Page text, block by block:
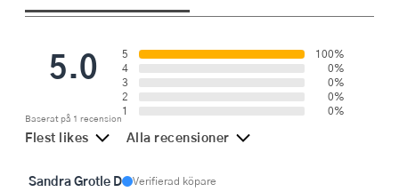
5.0
Baserat på 1 recension
5
100%
4
0%
3
0%
2
0%
1
0%
Flest likes Alla recensioner
Sandra Grotle D Verifierad köpare